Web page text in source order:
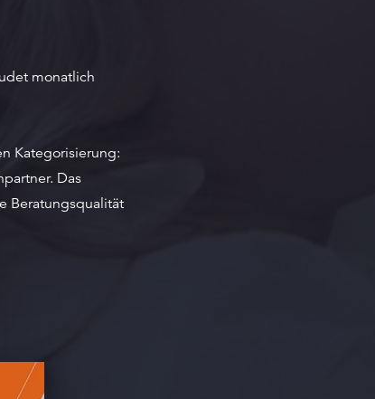
monatlich
Kategorisierung:
Das
Beratungsqualität